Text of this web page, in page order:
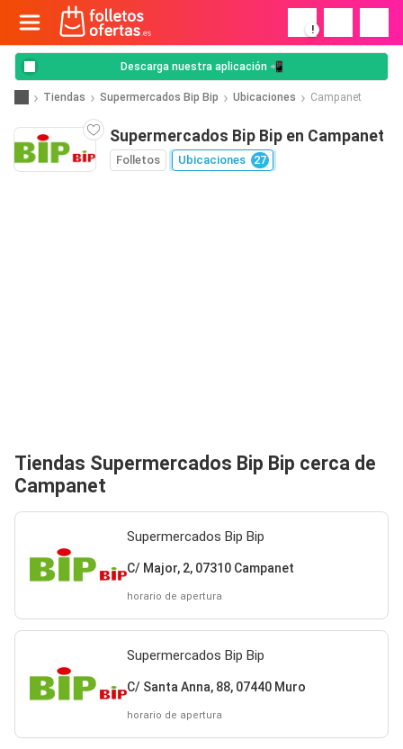
!
Descarga nuestra aplicación 📲
Tiendas Supermercados Bip Bip Ubicaciones Campanet
Supermercados Bip Bip en Campanet
Folletos Ubicaciones 27
Tiendas Supermercados Bip Bip cerca de
Campanet
Supermercados Bip Bip
C/ Major, 2, 07310 Campanet
horario de apertura
Supermercados Bip Bip
C/ Santa Anna, 88, 07440 Muro
horario de apertura